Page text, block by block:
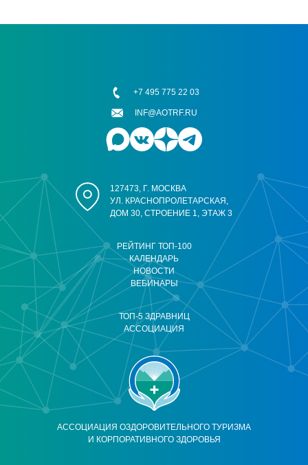
АССОЦИАЦИЯ ОЗДОРОВИТЕЛЬНОГО ТУРИЗМА
И КОРПОРАТИВНОГО ЗДОРОВЬЯ
РЕЙТИНГ ТОП-100
КАЛЕНДАРЬ
НОВОСТИ
ВЕБИНАРЫ
ТОП-5 ЗДРАВНИЦ
АССОЦИАЦИЯ
127473, Г. МОСКВА
УЛ. КРАСНОПРОЛЕТАРСКАЯ,
ДОМ 30, СТРОЕНИЕ 1, ЭТАЖ 3
+7 495 775 22 03
INF@AOTRF.RU